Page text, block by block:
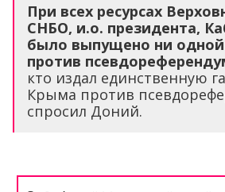
При всех ресурсах
СНБО, и.о. президента,
было выпущено ни одной
против
кто издал единственную
Крыма против
спросил Доний.